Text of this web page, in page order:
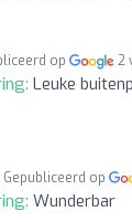
op 2
Leuke
Gepubliceerd op
Wunderbar